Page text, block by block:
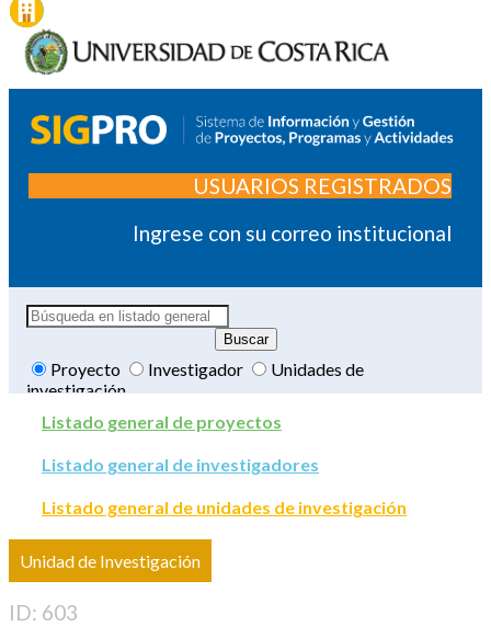
USUARIOS REGISTRADOS
Ingrese con su correo institucional
Proyecto Investigador
Unidades de
investigación
Listado general de proyectos
Listado general de investigadores
Listado general de unidades de investigación
Unidad de Investigación
ID: 603